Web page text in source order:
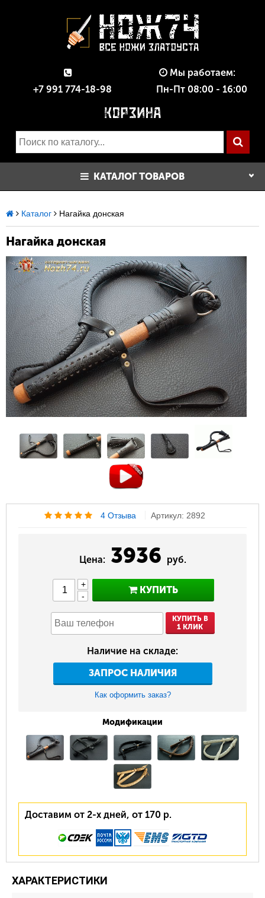
+7 991 774-18-98
Мы работаем:
Пн-Пт 08:00 - 16:00
КАТАЛОГ ТОВАРОВ
Каталог Нагайка донская
Нагайка донская
4 Отзыва Артикул: 2892
Цена: 3936 руб.
+
-
КУПИТЬ
КУПИТЬ В
1 КЛИК
Наличие на складе:
ЗАПРОС НАЛИЧИЯ
Как оформить заказ?
Модификации
Доставим от 2-х дней, от 170 р.
ХАРАКТЕРИСТИКИ